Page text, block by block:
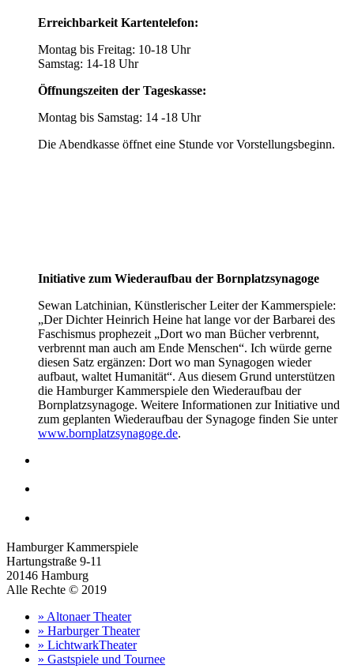
Erreichbarkeit Kartentelefon:
Montag bis Freitag: 10-18 Uhr
Samstag: 14-18 Uhr
Öffnungszeiten der Tageskasse:
Montag bis Samstag: 14 -18 Uhr
Die Abendkasse öffnet eine Stunde vor Vorstellungsbeginn.
Initiative zum Wiederaufbau der Bornplatzsynagoge
Sewan Latchinian, Künstlerischer Leiter der Kammerspiele:
„Der Dichter Heinrich Heine hat lange vor der Barbarei des
Faschismus prophezeit „Dort wo man Bücher verbrennt,
verbrennt man auch am Ende Menschen“. Ich würde gerne
diesen Satz ergänzen: Dort wo man Synagogen wieder
aufbaut, waltet Humanität“. Aus diesem Grund unterstützen
die Hamburger Kammerspiele den Wiederaufbau der
Bornplatzsynagoge. Weitere Informationen zur Initiative und
zum geplanten Wiederaufbau der Synagoge finden Sie unter
www.bornplatzsynagoge.de.
Hamburger Kammerspiele
Hartungstraße 9-11
20146 Hamburg
Alle Rechte © 2019
» Altonaer Theater
» Harburger Theater
» LichtwarkTheater
» Gastspiele und Tournee